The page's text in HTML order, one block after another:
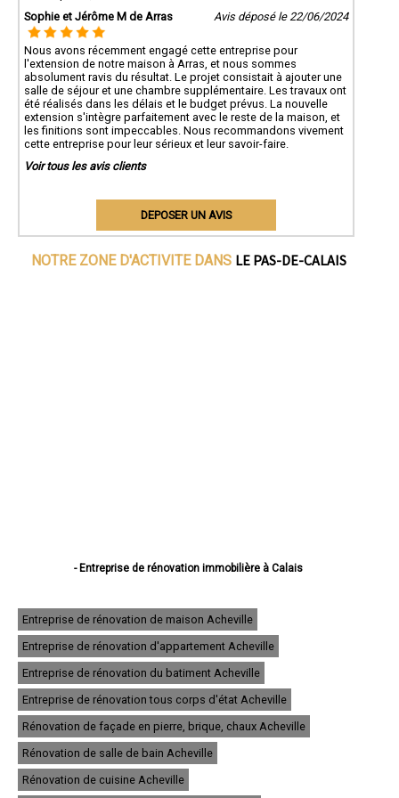
Sophie et Jérôme M de Arras
Avis déposé le 22/06/2024
Nous avons récemment engagé cette entreprise pour
l'extension de notre maison à Arras, et nous sommes
absolument ravis du résultat. Le projet consistait à ajouter une
salle de séjour et une chambre supplémentaire. Les travaux ont
été réalisés dans les délais et le budget prévus. La nouvelle
extension s'intègre parfaitement avec le reste de la maison, et
les finitions sont impeccables. Nous recommandons vivement
cette entreprise pour leur sérieux et leur savoir-faire.
Voir tous les avis clients
DEPOSER UN AVIS
NOTRE ZONE D'ACTIVITE DANS LE PAS-DE-CALAIS
- Entreprise de rénovation immobilière à Calais
- Entreprise de rénovation immobilière à Lens
- Entreprise de rénovation immobilière à Liévin
- Entreprise de rénovation immobilière à Béthune
- Entreprise de rénovation immobilière à Hénin-Beaumont
- Entreprise de rénovation immobilière à Bruay-la-Buissière
- Entreprise de rénovation immobilière à Avion
- Entreprise de rénovation immobilière à Carvin
- Entreprise de rénovation immobilière à Berck
- Entreprise de rénovation immobilière à Saint-Omer
- Entreprise de rénovation immobilière à Outreau
- Entreprise de rénovation immobilière à Harnes
- Entreprise de rénovation immobilière à Méricourt
Entreprise de rénovation de maison Acheville
Entreprise de rénovation d'appartement Acheville
Entreprise de rénovation du batiment Acheville
Entreprise de rénovation tous corps d'état Acheville
Rénovation de façade en pierre, brique, chaux Acheville
Rénovation de salle de bain Acheville
Rénovation de cuisine Acheville